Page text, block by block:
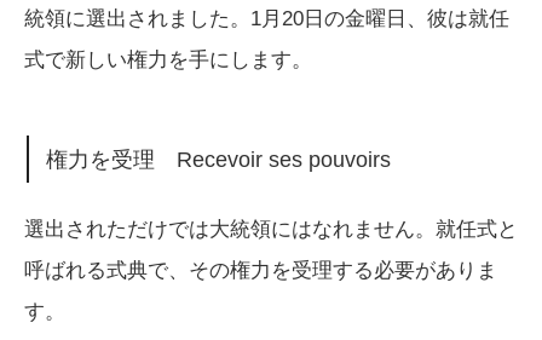
統領に選出されました。1月20日の金曜日、彼は就任
式で新しい権力を手にします。
権力を受理 Recevoir ses pouvoirs
選出されただけでは大統領にはなれません。就任式と
呼ばれる式典で、その権力を受理する必要がありま
す。